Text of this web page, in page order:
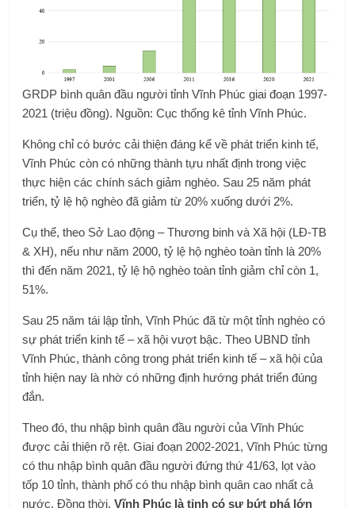
GRDP bình quân đầu người tỉnh Vĩnh Phúc giai đoạn 1997-
2021 (triệu đồng). Nguồn: Cục thống kê tỉnh Vĩnh Phúc.
Không chỉ có bước cải thiện đáng kể về phát triển kinh tế,
Vĩnh Phúc còn có những thành tựu nhất định trong việc
thực hiện các chính sách giảm nghèo. Sau 25 năm phát
triển, tỷ lệ hộ nghèo đã giảm từ 20% xuống dưới 2%.
Cụ thể, theo Sở Lao động – Thương binh và Xã hội (LĐ-TB
& XH), nếu như năm 2000, tỷ lệ hộ nghèo toàn tỉnh là 20%
thì đến năm 2021, tỷ lệ hộ nghèo toàn tỉnh giảm chỉ còn 1,
51%.
Sau 25 năm tái lập tỉnh, Vĩnh Phúc đã từ một tỉnh nghèo có
sự phát triển kinh tế – xã hội vượt bậc. Theo UBND tỉnh
Vĩnh Phúc, thành công trong phát triển kinh tế – xã hội của
tỉnh hiện nay là nhờ có những định hướng phát triển đúng
đắn.
Theo đó, thu nhập bình quân đầu người của Vĩnh Phúc
được cải thiện rõ rệt. Giai đoạn 2002-2021, Vĩnh Phúc từng
có thu nhập bình quân đầu người đứng thứ 41/63, lọt vào
tốp 10 tỉnh, thành phố có thu nhập bình quân cao nhất cả
nước. Đồng thời,Vĩnh Phúc là tỉnh có sự bứt phá lớn